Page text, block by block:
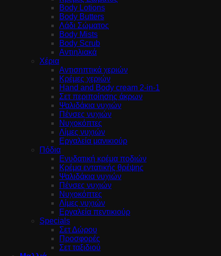
Body Lotions
Body Butters
Λάδι Σώματος
Body Mists
Body Scrub
Αντιηλιακά
Χέρια
Αντισηπτικά χεριών
Κρέμες χεριών
Hand and Body cream 2-in-1
Σετ περιποίησης άκρων
Ψαλιδάκια νυχιών
Πένσες νυχιών
Νυχοκόπτες
Λίμες νυχιών
Εργαλεία μανικιούρ
Πόδια
Ενυδατική κρέμα ποδιών
Κρέμα εντατικής θρέψης
Ψαλιδάκια νυχιών
Πένσες νυχιών
Νυχοκόπτες
Λίμες νυχιών
Εργαλεία πεντικιούρ
Specials
Σετ Δώρου
Προσφορές
Σετ ταξιδιού